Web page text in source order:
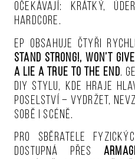
očekávají: krátký,
hardcore.
EP obsahuje čtyři
Stand Strong!, Won’t
a Lie a True to The End.
DIY stylu, kde hraje
poselství – vydržet,
sobě i scéně.
Pro sběratele
dostupná přes